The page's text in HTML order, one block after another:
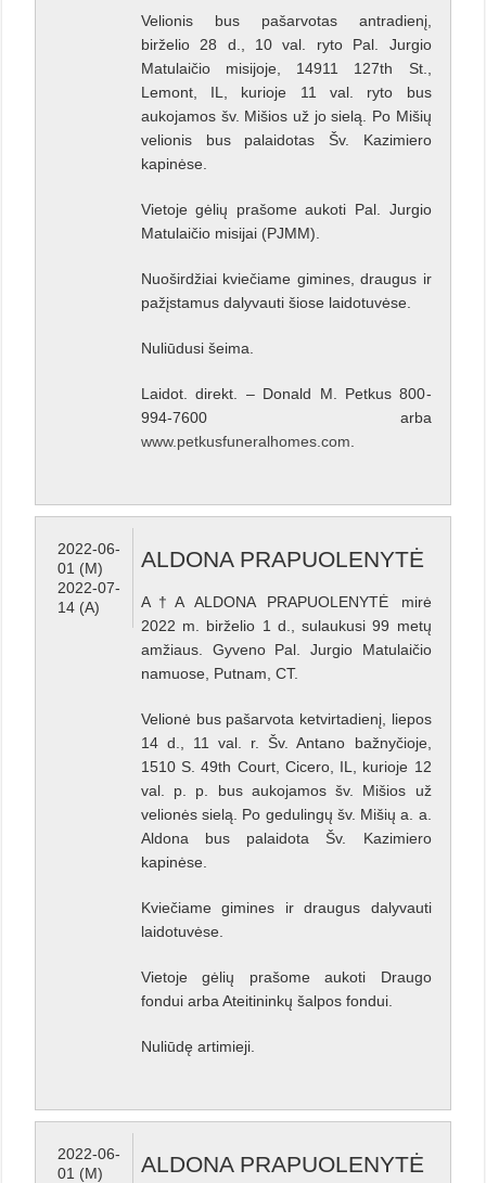
Velionis bus pašarvotas antradienį,
birželio 28 d., 10 val. ryto Pal. Jurgio
Matulaičio misijoje, 14911 127th St.,
Lemont, IL, kurioje 11 val. ryto bus
aukojamos šv. Mišios už jo sielą. Po Mišių
velionis bus palaidotas Šv. Kazimiero
kapinėse.
Vietoje gėlių prašome aukoti Pal. Jurgio
Matulaičio misijai (PJMM).
Nuoširdžiai kviečiame gimines, draugus ir
pažįstamus dalyvauti šiose laidotuvėse.
Nuliūdusi šeima.
Laidot. direkt. – Donald M. Petkus 800-
994-7600 arba
www.petkusfuneralhomes.com
2022-06-
01 (M)
2022-07-
14 (A)
ALDONA PRAPUOLENYTĖ
A†A ALDONA PRAPUOLENYTĖ mirė
2022 m. birželio 1 d., sulaukusi 99 metų
amžiaus. Gyveno Pal. Jurgio Matulaičio
namuose, Putnam, CT.
Velionė bus pašarvota ketvirtadienį, liepos
14 d., 11 val. r. Šv. Antano bažnyčioje,
1510 S. 49th Court, Cicero, IL, kurioje 12
val. p. p. bus aukojamos šv. Mišios už
velionės sielą. Po gedulingų šv. Mišių a. a.
Aldona bus palaidota Šv. Kazimiero
kapinėse.
Kviečiame gimines ir draugus dalyvauti
laidotuvėse.
Vietoje gėlių prašome aukoti Draugo
fondui arba Ateitininkų šalpos fondui.
Nuliūdę artimieji.
2022-06-
01 (M)
ALDONA PRAPUOLENYTĖ